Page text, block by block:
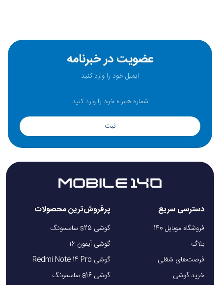
عضویت در خبرنامه
ثبت
دسترسی سریع
فروشگاه موبایل 140
بلاگ
فرصت‌های شغلی
خرید گوشی
پرفروش‌ترین محصولات
گوشی s25 سامسونگ
گوشی آیفون 16
گوشی Redmi Note 14 Pro
گوشی a16 سامسونگ